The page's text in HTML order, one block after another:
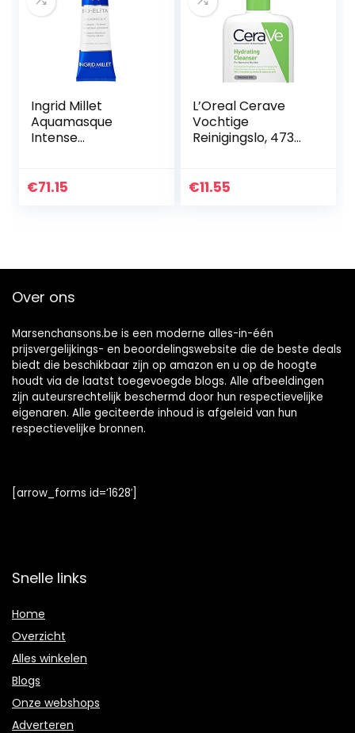
Ingrid Millet
Aquamasque
Intense
x 100 g)
€71.15
L’Oreal Cerave
Vochtige
Reinigingslo, 473
€11.55
Over ons
Marsenchansons.be is een moderne alles-in-één
prijsvergelijkings- en beoordelingswebsite die de beste deals
biedt die beschikbaar zijn op amazon en u op de hoogte
houdt via de laatst toegevoegde blogs. Alle afbeeldingen
zijn auteursrechtelijk beschermd door hun respectievelijke
eigenaren. Alle geciteerde inhoud is afgeleid van hun
respectievelijke bronnen.
[arrow_forms id=’1628′]
Snelle links
Home
Overzicht
Alles winkelen
Blogs
Onze webshops
Adverteren